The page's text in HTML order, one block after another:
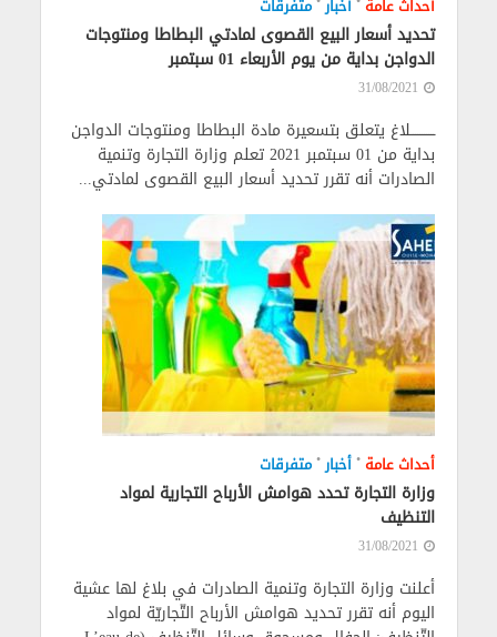
أحداث عامة أخبار متفرقات
تحديد أسعار البيع القصوى لمادتي البطاطا ومنتوجات
الدواجن بداية من يوم الأربعاء 01 سبتمبر
31/08/2021
ـــــــــــلاغ يتعلق بتسعيرة مادة البطاطا ومنتوجات الدواجن
بداية من 01 سبتمبر 2021 تعلم وزارة التجارة وتنمية
الصادرات أنه تقرر تحديد أسعار البيع القصوى لمادتي...
أحداث عامة • أخبار• متفرقات
وزارة التجارة تحدد هوامش الأرباح التجارية لمواد
التنظيف
31/08/2021
أعلنت وزارة التجارة وتنمية الصادرات في بلاغ لها عشية
اليوم أنه تقرر تحديد هوامش الأرباح التّجاريّة لمواد